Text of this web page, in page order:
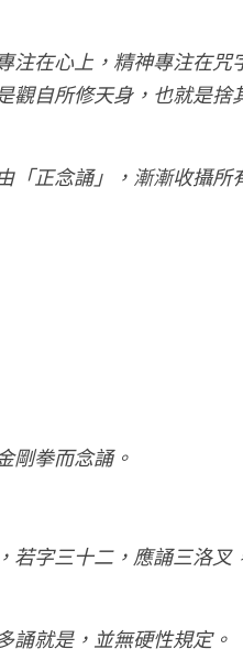
注在心上，精神專注在咒
觀自所修天身，也就是
「正念誦」，漸漸收攝
剛拳而念誦。
若字三十二，應誦三洛
誦就是，並無硬性規定。